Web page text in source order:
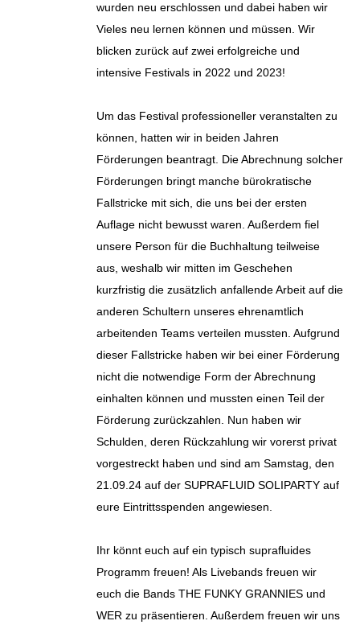
wurden neu erschlossen und dabei haben wir
Vieles neu lernen können und müssen. Wir
blicken zurück auf zwei erfolgreiche und
intensive Festivals in 2022 und 2023!
Um das Festival professioneller veranstalten zu
können, hatten wir in beiden Jahren
Förderungen beantragt. Die Abrechnung solcher
Förderungen bringt manche bürokratische
Fallstricke mit sich, die uns bei der ersten
Auflage nicht bewusst waren. Außerdem fiel
unsere Person für die Buchhaltung teilweise
aus, weshalb wir mitten im Geschehen
kurzfristig die zusätzlich anfallende Arbeit auf die
anderen Schultern unseres ehrenamtlich
arbeitenden Teams verteilen mussten. Aufgrund
dieser Fallstricke haben wir bei einer Förderung
nicht die notwendige Form der Abrechnung
einhalten können und mussten einen Teil der
Förderung zurückzahlen. Nun haben wir
Schulden, deren Rückzahlung wir vorerst privat
vorgestreckt haben und sind am Samstag, den
21.09.24 auf der SUPRAFLUID SOLIPARTY auf
eure Eintrittsspenden angewiesen.
Ihr könnt euch auf ein typisch suprafluides
Programm freuen! Als Livebands freuen wir
euch die Bands THE FUNKY GRANNIES und
WER zu präsentieren. Außerdem freuen wir uns